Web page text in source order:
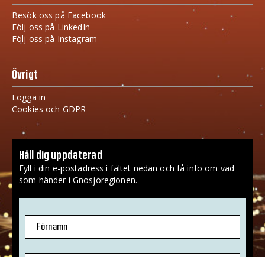
Besök oss på Facebook
Följ oss på LinkedIn
Följ oss på Instagram
Övrigt
Logga in
Cookies och GDPR
Håll dig uppdaterad
Fyll i din e-postadress i fältet nedan och få info om vad
som händer i Gnosjöregionen.
Förnamn